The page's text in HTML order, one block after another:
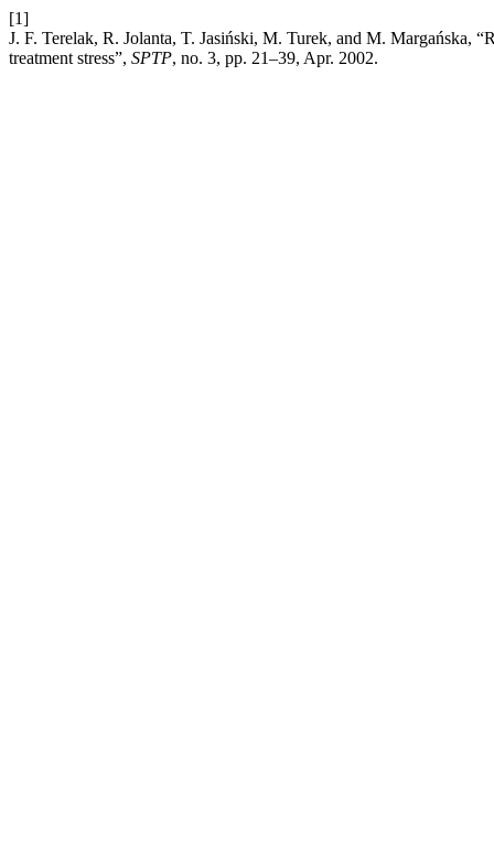
[1]
J. F. Terelak, R. Jolanta, T. Jasiński, M. Turek, and M. Margańska,
treatment stress”, SPTP, no. 3, pp. 21–39, Apr. 2002.